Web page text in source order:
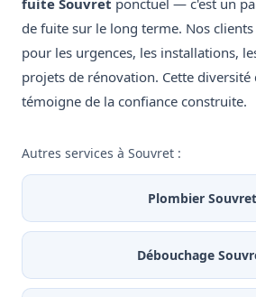
fuite Souvret ponctuel — c'est un
de fuite sur le long terme. Nos
pour les urgences, les installations,
projets de rénovation. Cette diversité
témoigne de la confiance construite.
Autres services à Souvret :
Plombier Souvret
Débouchage